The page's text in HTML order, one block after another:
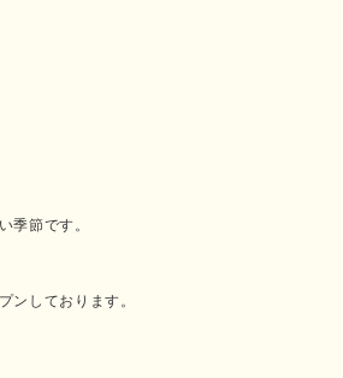
季節です。
ンしております。